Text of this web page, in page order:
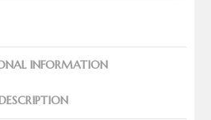
INFORMATION